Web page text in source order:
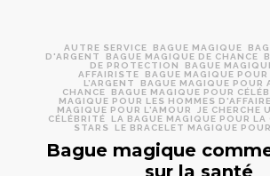
AUTRE SERVICE BAGUE MAGIQUE
D'ARGENT
BAGUE MAGIQUE DE CHANCE
DE PROTECTION
BAGUE
AFFAIRISTE
BAGUE MAGIQUE POUR
L’ARGENT
BAGUE MAGIQUE POUR
CHANCE
BAGUE MAGIQUE POUR
MAGIQUE POUR LES HOMMES
MAGIQUE POUR L'AMOUR
JE CHERCHE
CÉLÉBRITÉ
LA BAGUE MAGIQUE POUR LA
STARS
LE BRACELET MAGIQUE
Bague magique
sur la santé